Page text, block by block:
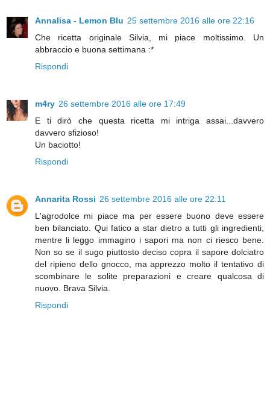
Annalisa - Lemon Blu 25 settembre 2016 alle ore 22:16
Che ricetta originale Silvia, mi piace moltissimo. Un
abbraccio e buona settimana :*
Rispondi
m4ry 26 settembre 2016 alle ore 17:49
E ti dirò che questa ricetta mi intriga assai...davvero
davvero sfizioso!
Un baciotto!
Rispondi
Annarita Rossi 26 settembre 2016 alle ore 22:11
L'agrodolce mi piace ma per essere buono deve essere
ben bilanciato. Qui fatico a star dietro a tutti gli ingredienti,
mentre li leggo immagino i sapori ma non ci riesco bene.
Non so se il sugo piuttosto deciso copra il sapore dolciatro
del ripieno dello gnocco, ma apprezzo molto il tentativo di
scombinare le solite preparazioni e creare qualcosa di
nuovo. Brava Silvia.
Rispondi